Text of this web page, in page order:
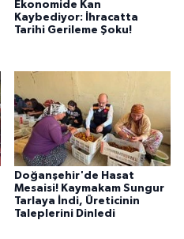
Ekonomide Kan
Kaybediyor: İhracatta
Tarihi Gerileme Şoku!
Doğanşehir'de Hasat
Mesaisi! Kaymakam Sungur
Tarlaya İndi, Üreticinin
Taleplerini Dinledi